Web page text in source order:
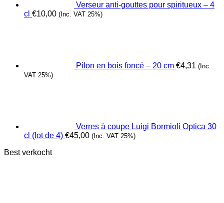
Verseur anti-gouttes pour spiritueux – 4
cl €10,00 (Inc. VAT 25%)
Pilon en bois foncé – 20 cm €4,31 (Inc.
VAT 25%)
Verres à coupe Luigi Bormioli Optica 30
cl (lot de 4) €45,00 (Inc. VAT 25%)
Best verkocht